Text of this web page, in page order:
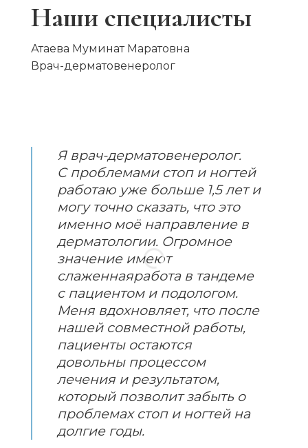
Наши специалисты
Атаева Муминат Маратовна
Врач-дерматовенеролог
Я врач-дерматовенеролог.
С проблемами стоп и ногтей
работаю уже больше 1,5 лет и
могу точно сказать, что это
именно моё направление в
дерматологии. Огромное
значение имеют
слаженнаяработа в тандеме
с пациентом и подологом.
Меня вдохновляет, что после
нашей совместной работы,
пациенты остаются
довольны процессом
лечения и результатом,
который позволит забыть о
проблемах стоп и ногтей на
долгие годы.